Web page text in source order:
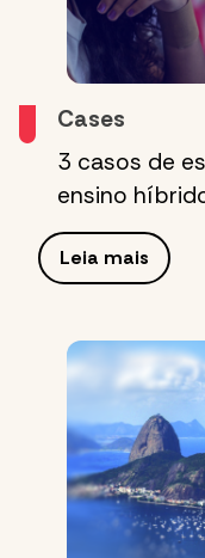
Cases
3 casos de
ensino
Leia mais